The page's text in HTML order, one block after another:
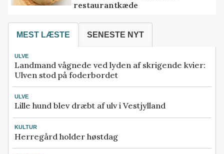
restaurantkæde
MEST LÆSTE SENESTE NYT
ULVE
Landmand vågnede ved lyden af skrigende kvier:
Ulven stod på foderbordet
ULVE
Lille hund blev dræbt af ulv i Vestjylland
KULTUR
Herregård holder høstdag